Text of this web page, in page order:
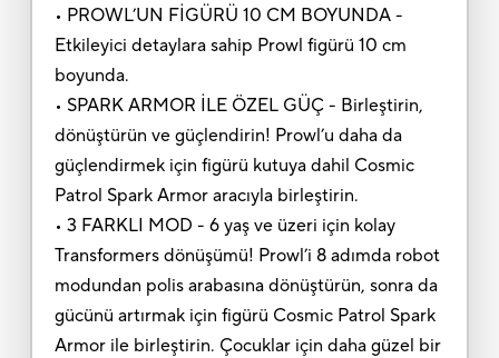
• PROWL’UN FİGÜRÜ 10 CM BOYUNDA -
Etkileyici detaylara sahip Prowl figürü 10 cm
boyunda.
• SPARK ARMOR İLE ÖZEL GÜÇ - Birleştirin,
dönüştürün ve güçlendirin! Prowl’u daha da
güçlendirmek için figürü kutuya dahil Cosmic
Patrol Spark Armor aracıyla birleştirin.
• 3 FARKLI MOD - 6 yaş ve üzeri için kolay
Transformers dönüşümü! Prowl’i 8 adımda robot
modundan polis arabasına dönüştürün, sonra da
gücünü artırmak için figürü Cosmic Patrol Spark
Armor ile birleştirin. Çocuklar için daha güzel bir